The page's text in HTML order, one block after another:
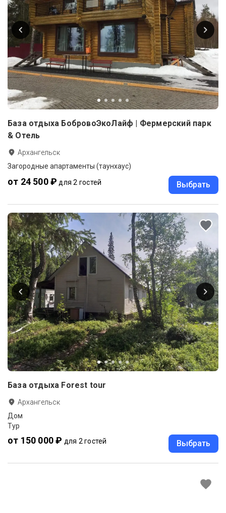
База отдыха БобровоЭкоЛайф | Фермерский парк
& Отель
Архангельск
Загородные апартаменты (таунхаус)
от 24 500 ₽ для 2 гостей Выбрать
База отдыха Forest tour
Архангельск
Дом
Тур
от 150 000 ₽ для 2 гостей Выбрать